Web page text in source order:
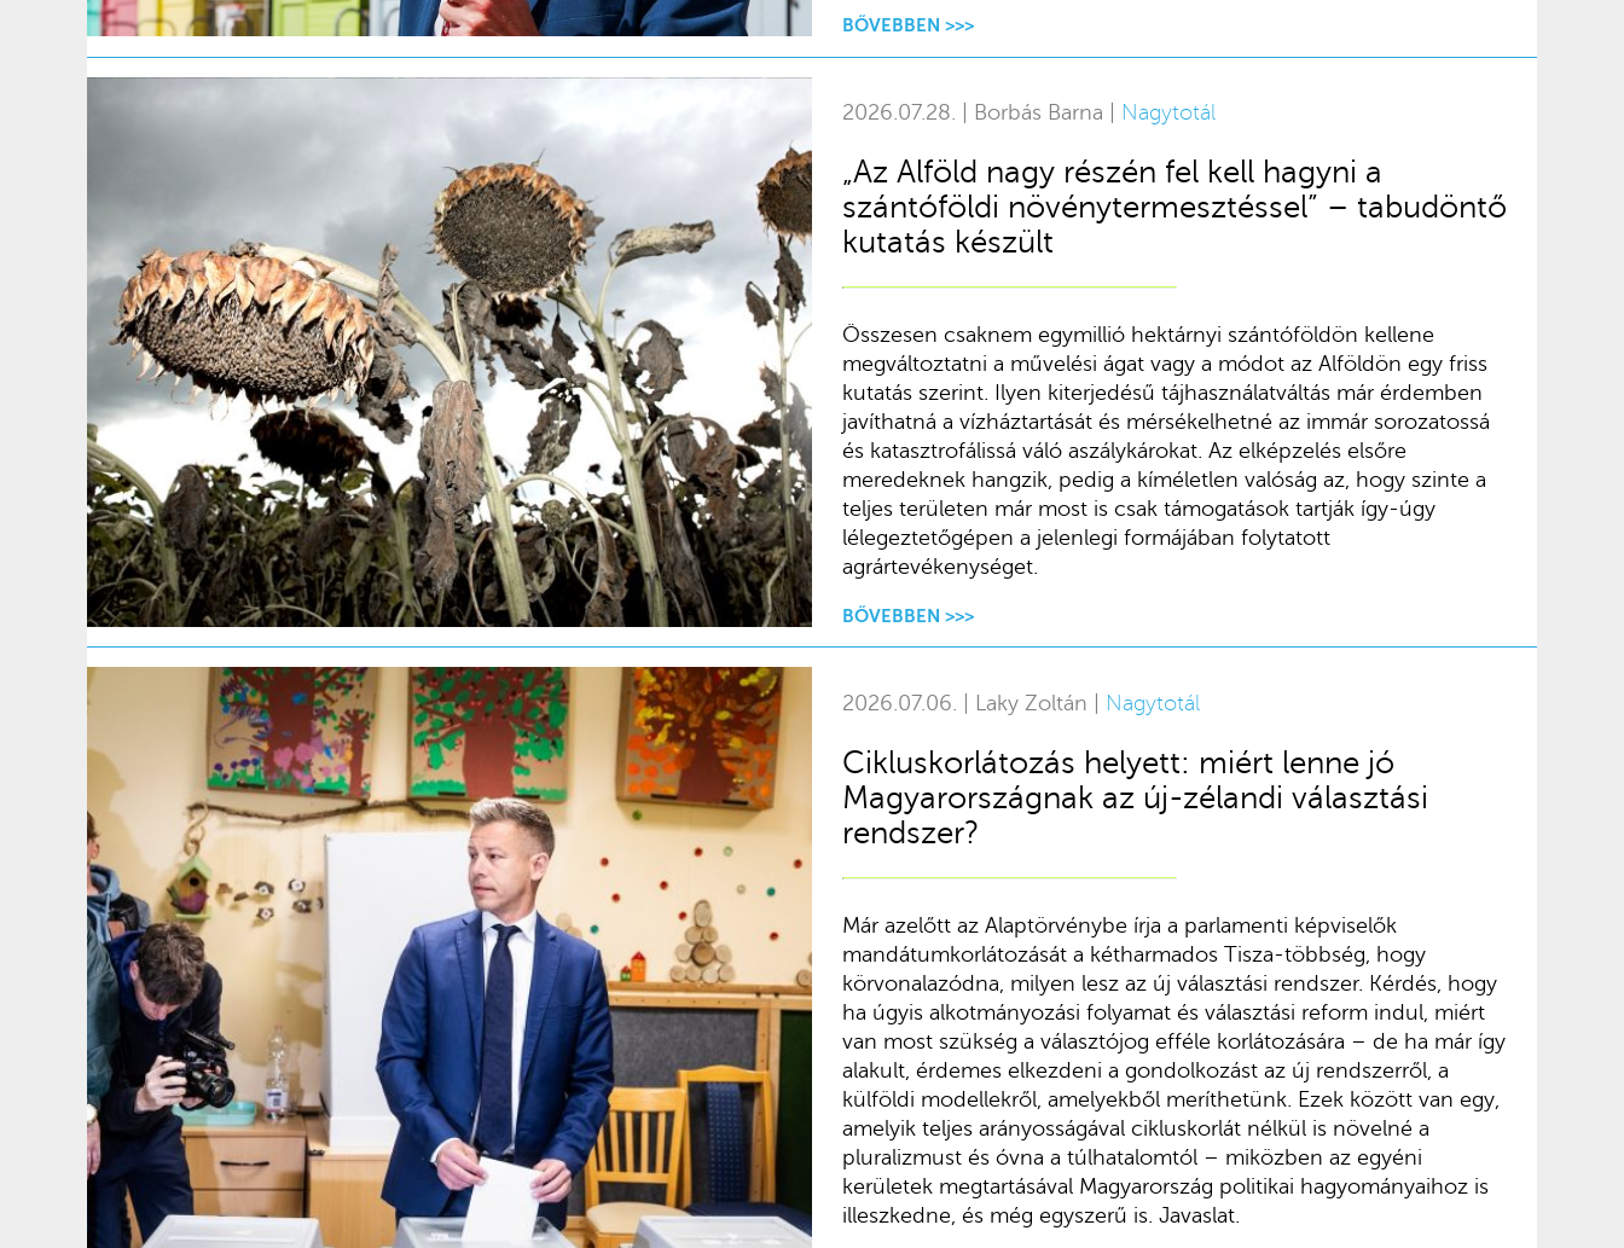
BŐVEBBEN >>>
2026.07.28. | Borbás Barna | Nagytotál
„Az Alföld nagy részén fel kell hagyni a
szántóföldi növénytermesztéssel” – tabudöntő
kutatás készült
Összesen csaknem egymillió hektárnyi szántóföldön kellene
megváltoztatni a művelési ágat vagy a módot az Alföldön egy friss
kutatás szerint. Ilyen kiterjedésű tájhasználatváltás már érdemben
javíthatná a vízháztartását és mérsékelhetné az immár sorozatossá
és katasztrofálissá váló aszálykárokat. Az elképzelés elsőre
meredeknek hangzik, pedig a kíméletlen valóság az, hogy szinte a
teljes területen már most is csak támogatások tartják így-úgy
lélegeztetőgépen a jelenlegi formájában folytatott
agrártevékenységet.
BŐVEBBEN >>>
2026.07.06. | Laky Zoltán | Nagytotál
Cikluskorlátozás helyett: miért lenne jó
Magyarországnak az új-zélandi választási
rendszer?
Már azelőtt az Alaptörvénybe írja a parlamenti képviselők
mandátumkorlátozását a kétharmados Tisza-többség, hogy
körvonalazódna, milyen lesz az új választási rendszer. Kérdés, hogy
ha úgyis alkotmányozási folyamat és választási reform indul, miért
van most szükség a választójog efféle korlátozására – de ha már így
alakult, érdemes elkezdeni a gondolkozást az új rendszerről, a
külföldi modellekről, amelyekből meríthetünk. Ezek között van egy,
amelyik teljes arányosságával cikluskorlát nélkül is növelné a
pluralizmust és óvna a túlhatalomtól – miközben az egyéni
kerületek megtartásával Magyarország politikai hagyományaihoz is
illeszkedne, és még egyszerű is. Javaslat.